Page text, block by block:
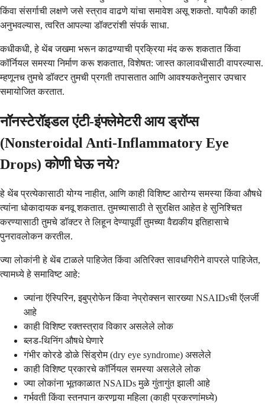
किंवा संसर्गाची लक्षणे जसे स्त्राव वाढणे यांचा समावेश असू शकतो. यापैकी काही
अनुभवल्यास, त्वरित आपल्या डॉक्टरांशी संपर्क साधा.
कधीकधी, हे थेंब जखमा भरून काढण्याची प्रक्रिया मंद करू शकतात किंवा
कॉर्नियल समस्या निर्माण करू शकतात, विशेषत: जास्त कालावधीसाठी वापरल्यास.
म्हणूनच तुमचे डॉक्टर तुमची प्रगती तपासतात आणि आवश्यकतेनुसार उपचार
समायोजित करतात.
नॉनस्टेरॉइडल एंटी-इंफ्लेमेटरी आय ड्रॉप्स
(Nonsteroidal Anti-Inflammatory Eye
Drops) कोणी घेऊ नये?
हे थेंब प्रत्येकासाठी योग्य नाहीत, आणि काही विशिष्ट आरोग्य समस्या किंवा औषधे
त्यांना धोकादायक बनवू शकतात. तुमच्यासाठी ते सुरक्षित आहेत हे सुनिश्चित
करण्यासाठी तुमचे डॉक्टर ते लिहून देण्यापूर्वी तुमच्या वैद्यकीय इतिहासाचे
पुनरावलोकन करतील.
ज्या लोकांनी हे थेंब टाळले पाहिजेत किंवा अतिरिक्त सावधगिरीने वापरले पाहिजेत,
त्यामध्ये हे समाविष्ट आहे:
ज्यांना ऍस्पिरिन, इबुप्रोफेन किंवा नेप्रोक्सन सारख्या NSAIDsची ऍलर्जी
आहे
काही विशिष्ट रक्तस्त्राव विकार असलेले लोक
ब्लड-थिनिंग औषधे घेणारे
गंभीर कोरडे डोळे सिंड्रोम (dry eye syndrome) असलेले
काही विशिष्ट प्रकारचे कॉर्नियल समस्या असलेले लोक
ज्या लोकांना भूतकाळात NSAIDs मुळे गुंतागुंत झाली आहे
गर्भवती किंवा स्तनपान करणार्‍या महिला (काही प्रकरणांमध्ये)